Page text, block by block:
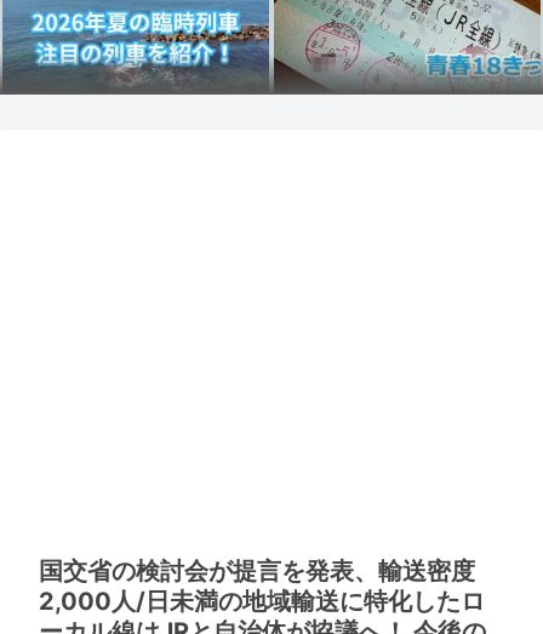
国交省の検討会が提言を発表、輸送密度
2,000人/日未満の地域輸送に特化したロ